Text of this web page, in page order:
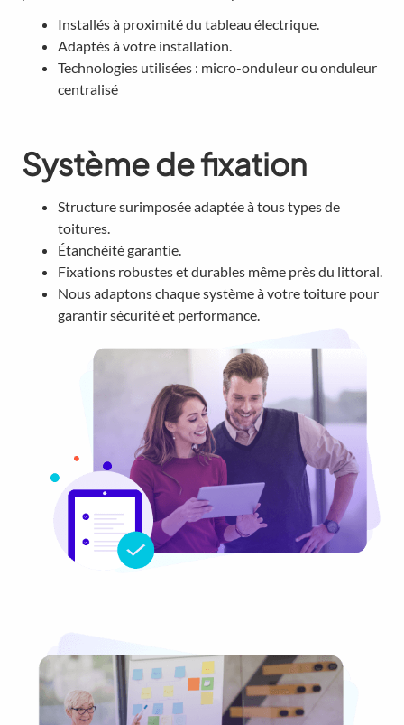
Installés à proximité du tableau électrique.
Adaptés à votre installation.
Technologies utilisées : micro-onduleur ou onduleur
centralisé
Système de fixation
Structure surimposée adaptée à tous types de
toitures.
Étanchéité garantie.
Fixations robustes et durables même près du littoral.
Nous adaptons chaque système à votre toiture pour
garantir sécurité et performance.